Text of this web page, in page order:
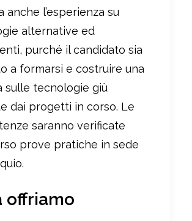
anche l’esperienza su
alternative ed
purché il candidato sia
a formarsi e costruire una
sulle tecnologie giù
dai progetti in corso. Le
saranno verificate
prove pratiche in sede
offriamo